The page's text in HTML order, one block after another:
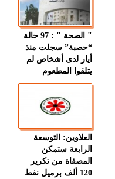
" الصحة " : 97 حالة
“حصبة” سجلت منذ
أيار لدى أشخاص لم
يتلقوا المطعوم
العلاوين: التوسعة
الرابعة ستمكن
المصفاة من تكرير
120 ألف برميل نفط